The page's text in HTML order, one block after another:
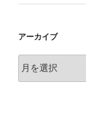
アーカイブ
ー